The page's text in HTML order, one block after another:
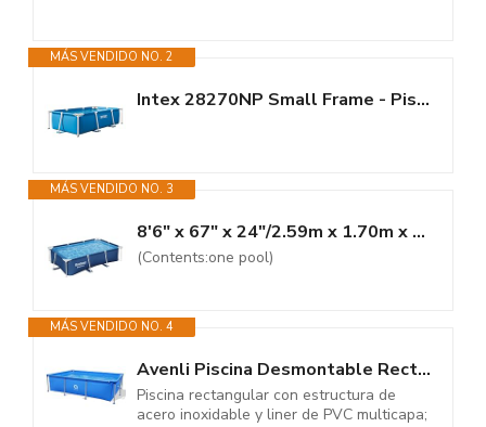
MÁS VENDIDO NO. 2
Intex 28270NP Small Frame - Piscina Desmontable, 220 x 150 x 60 cm, 1.662...
MÁS VENDIDO NO. 3
8'6" x 67" x 24"/2.59m x 1.70m x 61cm Pool
(Contents:one pool)
MÁS VENDIDO NO. 4
Avenli Piscina Desmontable Rectangular 258 x 179 x 55 cm
Piscina rectangular con estructura de
acero inoxidable y liner de PVC multicapa;